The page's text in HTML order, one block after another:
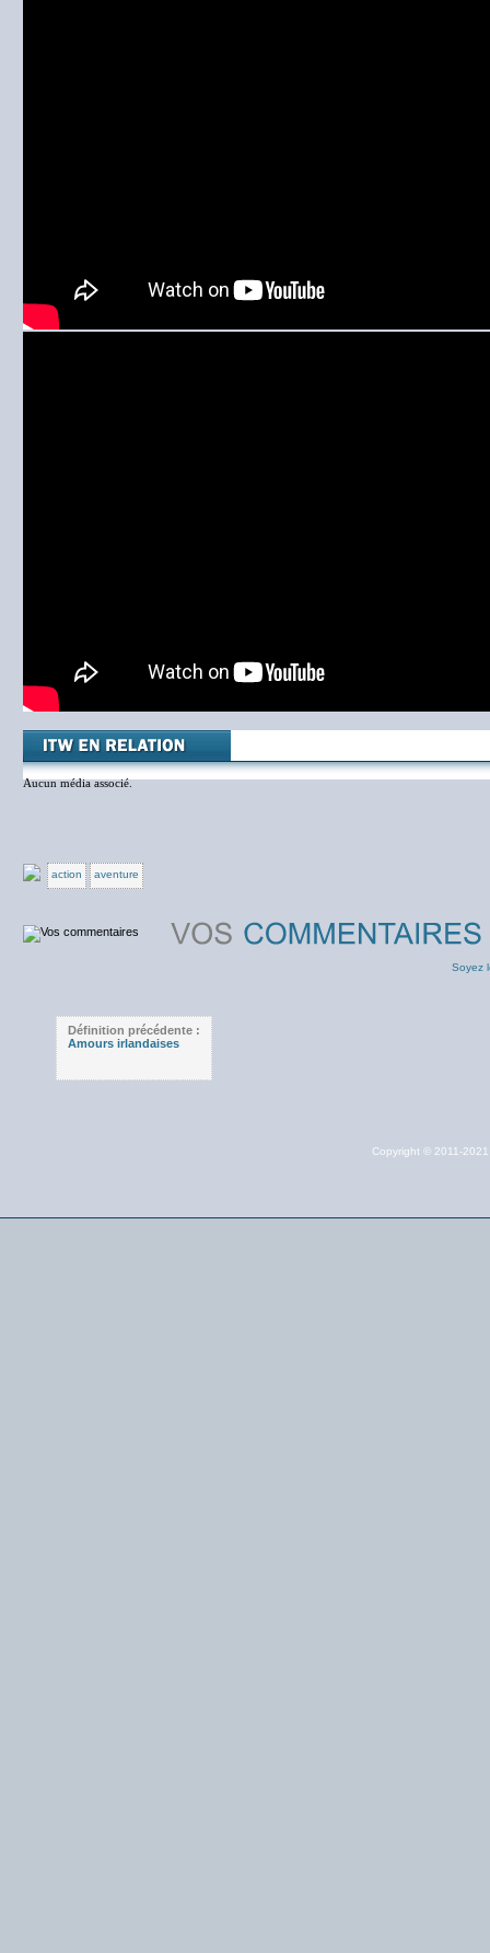
Aucun média associé.
action aventure
Soyez
Définition précédente :
Amours irlandaises
Copyright © 2011-